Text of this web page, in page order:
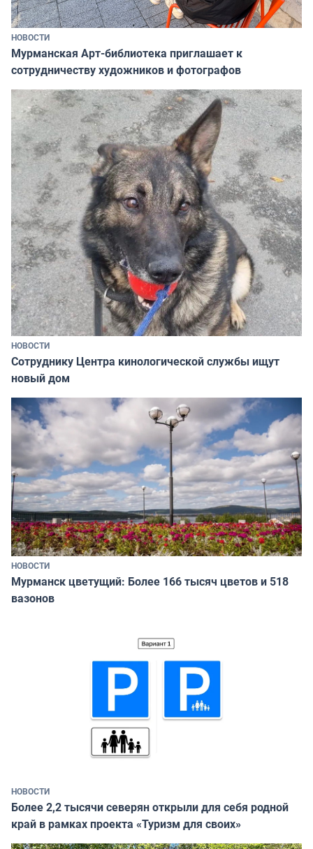
НОВОСТИ
Мурманская Арт-библиотека приглашает к
сотрудничеству художников и фотографов
НОВОСТИ
Сотруднику Центра кинологической службы ищут
новый дом
НОВОСТИ
Мурманск цветущий: Более 166 тысяч цветов и 518
вазонов
НОВОСТИ
Более 2,2 тысячи северян открыли для себя родной
край в рамках проекта «Туризм для своих»